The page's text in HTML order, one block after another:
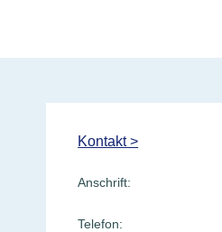
Kontakt >
Anschrift:
Telefon: